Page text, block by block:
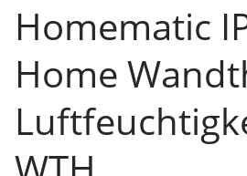
Homematic
Home